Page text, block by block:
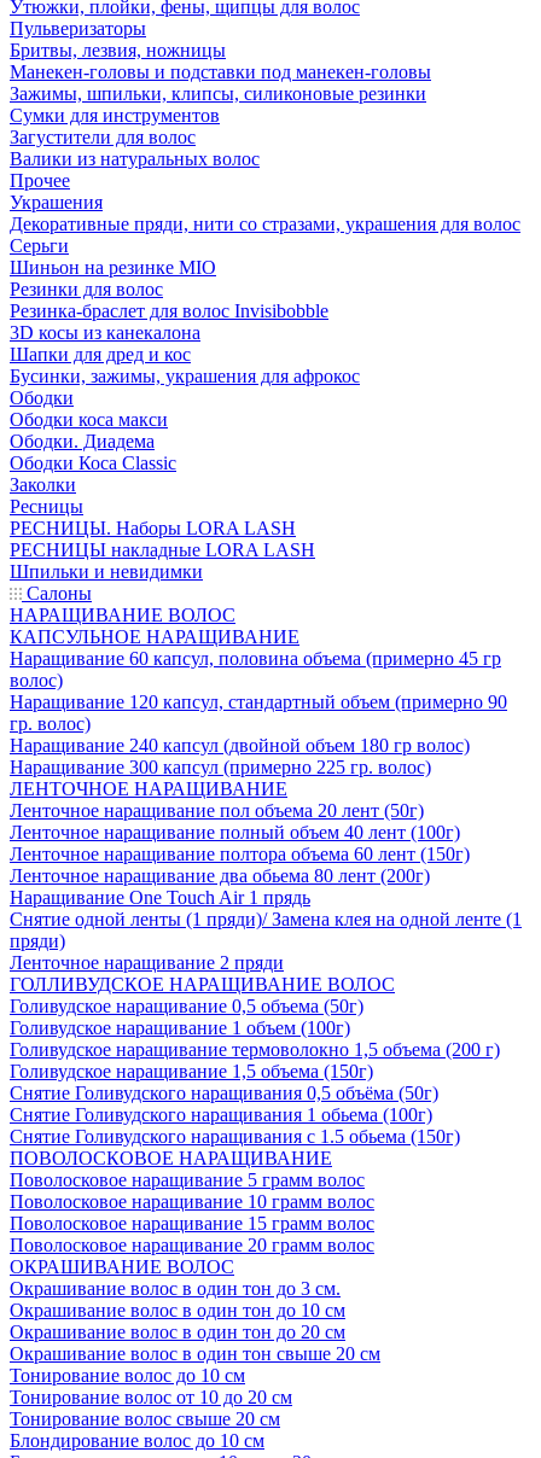
Утюжки, плойки, фены, щипцы для волос
Пульверизаторы
Бритвы, лезвия, ножницы
Манекен-головы и подставки под манекен-головы
Зажимы, шпильки, клипсы, силиконовые резинки
Сумки для инструментов
Загустители для волос
Валики из натуральных волос
Прочее
Украшения
Декоративные пряди, нити со стразами, украшения для волос
Серьги
Шиньон на резинке MIO
Резинки для волос
Резинка-браслет для волос Invisibobble
3D косы из канекалона
Шапки для дред и кос
Бусинки, зажимы, украшения для афрокос
Ободки
Ободки коса макси
Ободки. Диадема
Ободки Коса Classic
Заколки
Ресницы
РЕСНИЦЫ. Наборы LORA LASH
РЕСНИЦЫ накладные LORA LASH
Шпильки и невидимки
Салоны
НАРАЩИВАНИЕ ВОЛОС
КАПСУЛЬНОЕ НАРАЩИВАНИЕ
Наращивание 60 капсул, половина объема (примерно 45 гр
волос)
Наращивание 120 капсул, стандартный объем (примерно 90
гр. волос)
Наращивание 240 капсул (двойной объем 180 гр волос)
Наращивание 300 капсул (примерно 225 гр. волос)
ЛЕНТОЧНОЕ НАРАЩИВАНИЕ
Ленточное наращивание пол объема 20 лент (50г)
Ленточное наращивание полный объем 40 лент (100г)
Ленточное наращивание полтора объема 60 лент (150г)
Ленточное наращивание два обьема 80 лент (200г)
Наращивание One Touch Air 1 прядь
Снятие одной ленты (1 пряди)/ Замена клея на одной ленте (1
пряди)
Ленточное наращивание 2 пряди
ГОЛЛИВУДСКОЕ НАРАЩИВАНИЕ ВОЛОС
Голивудское наращивание 0,5 объема (50г)
Голивудское наращивание 1 объем (100г)
Голивудское наращивание термоволокно 1,5 объема (200 г)
Голивудское наращивание 1,5 объема (150г)
Снятие Голивудского наращивания 0,5 объёма (50г)
Снятие Голивудского наращивания 1 обьема (100г)
Снятие Голивудского наращивания с 1.5 обьема (150г)
ПОВОЛОСКОВОЕ НАРАЩИВАНИЕ
Поволосковое наращивание 5 грамм волос
Поволосковое наращивание 10 грамм волос
Поволосковое наращивание 15 грамм волос
Поволосковое наращивание 20 грамм волос
ОКРАШИВАНИЕ ВОЛОС
Окрашивание волос в один тон до 3 см.
Окрашивание волос в один тон до 10 см
Окрашивание волос в один тон до 20 см
Окрашивание волос в один тон свыше 20 см
Тонирование волос до 10 см
Тонирование волос от 10 до 20 см
Тонирование волос свыше 20 см
Блондирование волос до 10 см